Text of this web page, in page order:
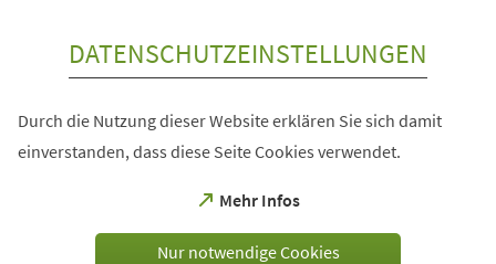
DATENSCHUTZEINSTELLUNGEN
Durch die Nutzung dieser Website erklären Sie sich damit
einverstanden, dass diese Seite Cookies verwendet.
Mehr Infos
(Öffnet
einem
Nur notwendige Cookies